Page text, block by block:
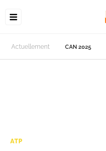
Actuellement CAN 2025
ATP